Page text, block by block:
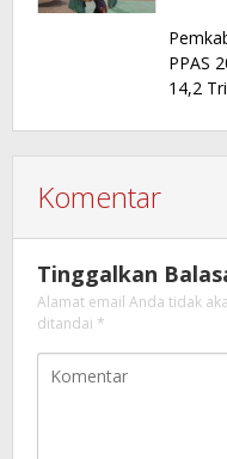
PPAS
14,2
Komentar
Tinggalkan
Alamat email Anda tidak
ditandai *